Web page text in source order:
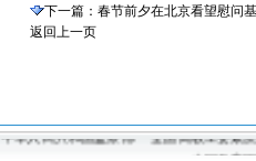
下一篇： 春节前夕在北京看望慰问
返回上一页
中华人民共和国监察部
全国高教工委素
中国教育